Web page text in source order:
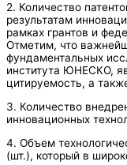
2. Количество
результатам
рамках грантов и
Отметим, что
фундаментальных
института ЮНЕСКО,
цитируемость, а
3. Количество
инновационных
4. Объем
(шт.), который в